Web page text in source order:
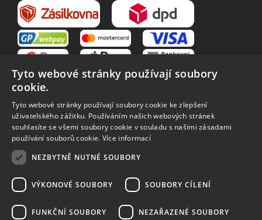
VŠE O NÁKUPU
O nás
Obchodní podmínky
Reklamační řád
Vrácení zboží
Zpracování osobních údajů
Způsoby dopravy
Tyto webové stránky používají soubory
cookie.
Tyto webové stránky používají soubory cookie ke zlepšení
uživatelského zážitku. Používáním našich webových stránek
souhlasíte se všemi soubory cookie v souladu s našimi zásadami
používání souborů cookie. Více informací
NEZBYTNĚ NUTNÉ SOUBORY
VÝKONOVÉ SOUBORY SOUBORY CÍLENÍ
FUNKČNÍ SOUBORY NEZAŘAZENÉ SOUBORY